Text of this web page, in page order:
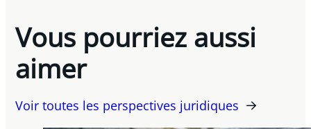
Vous pourriez aussi
aimer
Voir toutes les perspectives juridiques